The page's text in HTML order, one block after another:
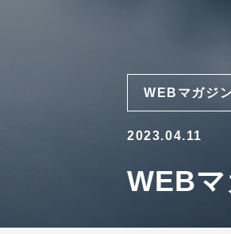
WEBマガジ
2023.04.11
WEB